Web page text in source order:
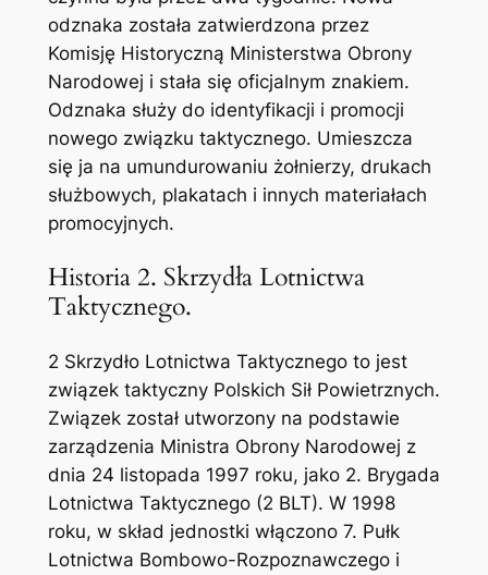
odznaka została zatwierdzona przez
Komisję Historyczną Ministerstwa Obrony
Narodowej i stała się oficjalnym znakiem.
Odznaka służy do identyfikacji i promocji
nowego związku taktycznego. Umieszcza
się ja na umundurowaniu żołnierzy, drukach
służbowych, plakatach i innych materiałach
promocyjnych.
Historia 2. Skrzydła Lotnictwa
Taktycznego.
2 Skrzydło Lotnictwa Taktycznego to jest
związek taktyczny Polskich Sił Powietrznych.
Związek został utworzony na podstawie
zarządzenia Ministra Obrony Narodowej z
dnia 24 listopada 1997 roku, jako 2. Brygada
Lotnictwa Taktycznego (2 BLT). W 1998
roku, w skład jednostki włączono 7. Pułk
Lotnictwa Bombowo-Rozpoznawczego i